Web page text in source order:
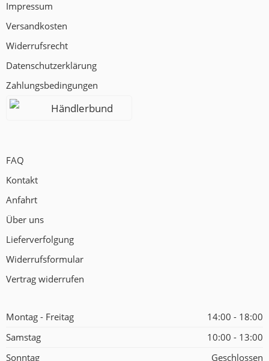
Impressum
Versandkosten
Widerrufsrecht
Datenschutzerklärung
Zahlungsbedingungen
Händlerbund
FAQ
Kontakt
Anfahrt
Über uns
Lieferverfolgung
Widerrufsformular
Vertrag widerrufen
Montag - Freitag
14:00 - 18:00
Samstag
10:00 - 13:00
Sonntag
Geschlossen